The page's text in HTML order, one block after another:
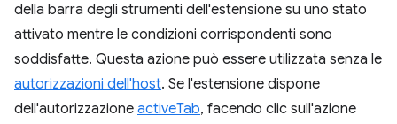
della barra degli strumenti dell'estensione su uno stato
attivato mentre le condizioni corrispondenti sono
soddisfatte. Questa azione può essere utilizzata senza le
autorizzazioni dell'host. Se l'estensione dispone
dell'autorizzazione activeTab, facendo clic sull'azione